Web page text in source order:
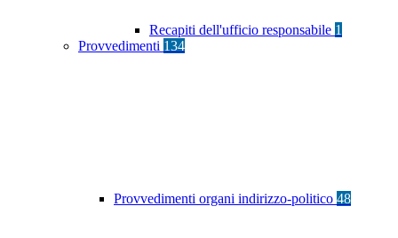
Recapiti dell'ufficio responsabile 1
Provvedimenti 134
Provvedimenti organi indirizzo-politico 48